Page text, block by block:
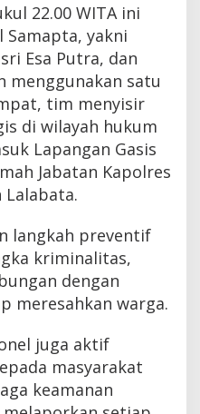
22.00 WITA ini
yakni
Esa Putra, dan
menggunakan satu
tim menyisir
di wilayah hukum
Lapangan Gasis
Jabatan Kapolres
Lalabata.
langkah preventif
kriminalitas,
dengan
meresahkan warga.
juga aktif
masyarakat
keamanan